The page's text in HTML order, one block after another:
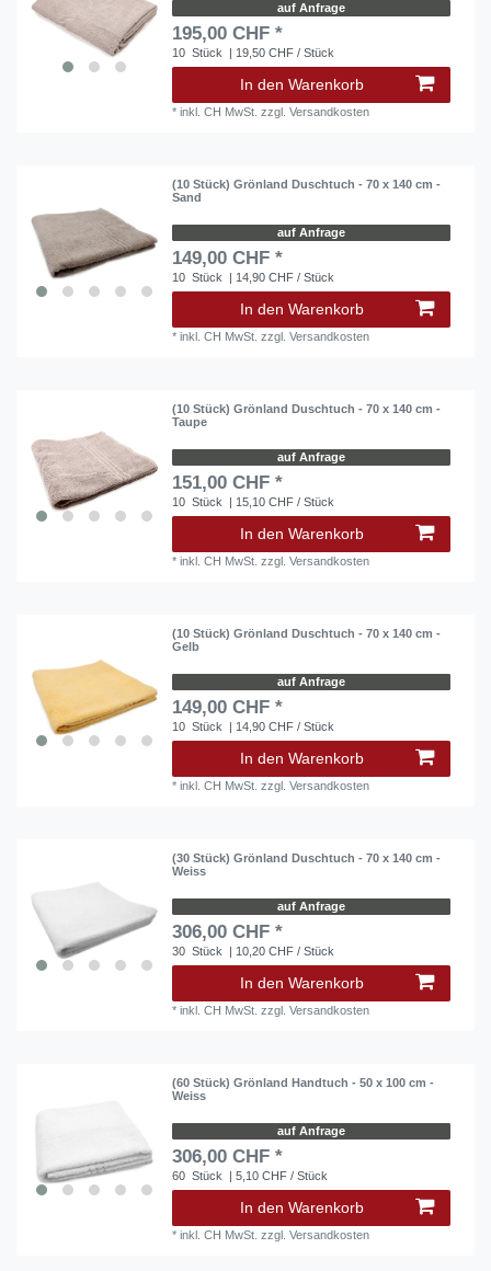
auf Anfrage
195,00 CHF *
10 Stück | 19,50 CHF / Stück
In den Warenkorb
*inkl. CH MwSt. zzgl.Versandkosten
(10 Stück) Grönland Duschtuch - 70 x 140 cm -
Sand
auf Anfrage
149,00 CHF *
10 Stück | 14,90 CHF / Stück
In den Warenkorb
*inkl. CH MwSt. zzgl.Versandkosten
(10 Stück) Grönland Duschtuch - 70 x 140 cm -
Taupe
auf Anfrage
151,00 CHF *
10 Stück | 15,10 CHF / Stück
In den Warenkorb
*inkl. CH MwSt. zzgl.Versandkosten
(10 Stück) Grönland Duschtuch - 70 x 140 cm -
Gelb
auf Anfrage
149,00 CHF *
10 Stück | 14,90 CHF / Stück
In den Warenkorb
*inkl. CH MwSt. zzgl.Versandkosten
(30 Stück) Grönland Duschtuch - 70 x 140 cm -
Weiss
auf Anfrage
306,00 CHF *
30 Stück | 10,20 CHF / Stück
In den Warenkorb
*inkl. CH MwSt. zzgl.Versandkosten
(60 Stück) Grönland Handtuch - 50 x 100 cm -
Weiss
auf Anfrage
306,00 CHF *
60 Stück | 5,10 CHF / Stück
In den Warenkorb
*inkl. CH MwSt. zzgl.Versandkosten